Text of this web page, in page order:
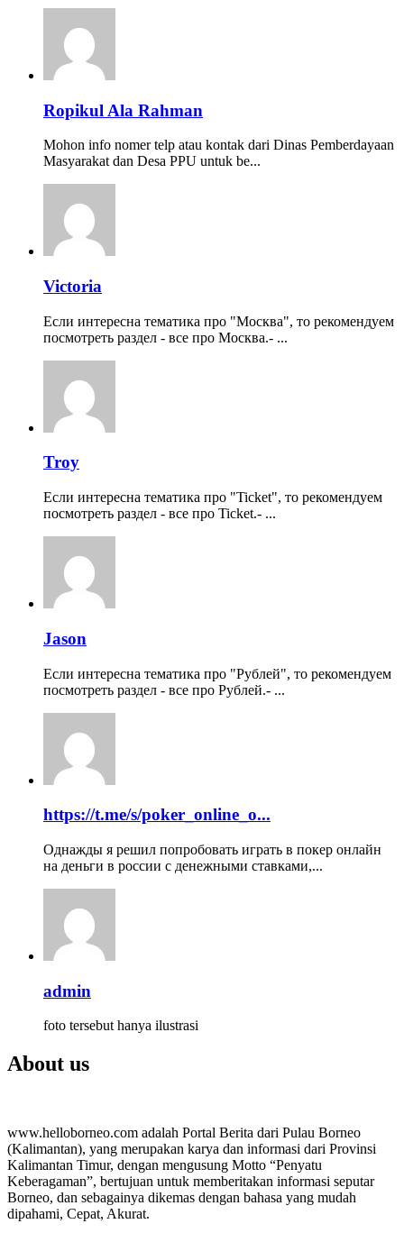
Ropikul Ala Rahman
Mohon info nomer telp atau kontak dari Dinas Pemberdayaan
Masyarakat dan Desa PPU untuk be...
Victoria
Если интересна тематика про "Москва", то рекомендуем
посмотреть раздел - все про Москва.- ...
Troy
Если интересна тематика про "Ticket", то рекомендуем
посмотреть раздел - все про Ticket.- ...
Jason
Если интересна тематика про "Рублей", то рекомендуем
посмотреть раздел - все про Рублей.- ...
https://t.me/s/poker_online_o...
Однажды я решил попробовать играть в покер онлайн
на деньги в россии с денежными ставками,...
admin
foto tersebut hanya ilustrasi
About us
www.helloborneo.com adalah Portal Berita dari Pulau Borneo
(Kalimantan), yang merupakan karya dan informasi dari Provinsi
Kalimantan Timur, dengan mengusung Motto “Penyatu
Keberagaman”, bertujuan untuk memberitakan informasi seputar
Borneo, dan sebagainya dikemas dengan bahasa yang mudah
dipahami, Cepat, Akurat.